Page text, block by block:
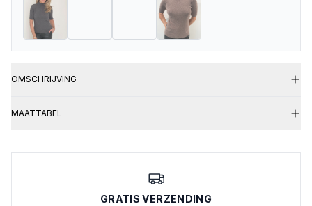
OMSCHRIJVING
MAATTABEL
GRATIS VERZENDING